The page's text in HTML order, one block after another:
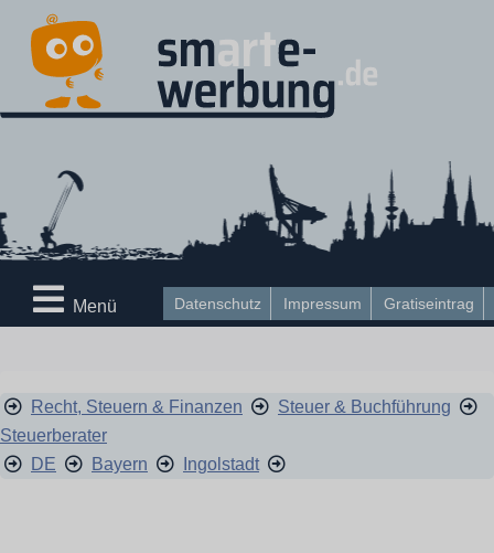
Datenschutz Impressum Gratiseintrag
Menü
Recht, Steuern & Finanzen
Steuer & Buchführung
Steuerberater
DE
Bayern Ingolstadt